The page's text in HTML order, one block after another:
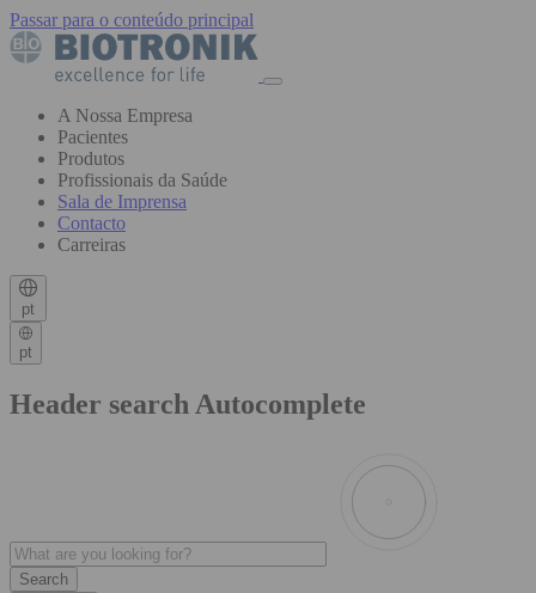
Passar para o conteúdo principal
A Nossa Empresa
Pacientes
Produtos
Profissionais da Saúde
Sala de Imprensa
Contacto
Carreiras
pt
pt
Header search Autocomplete